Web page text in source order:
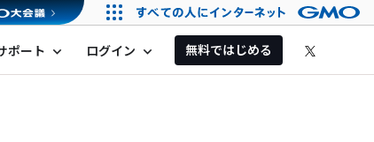
ポート expand_more ログイン expand_more 無料ではじめる